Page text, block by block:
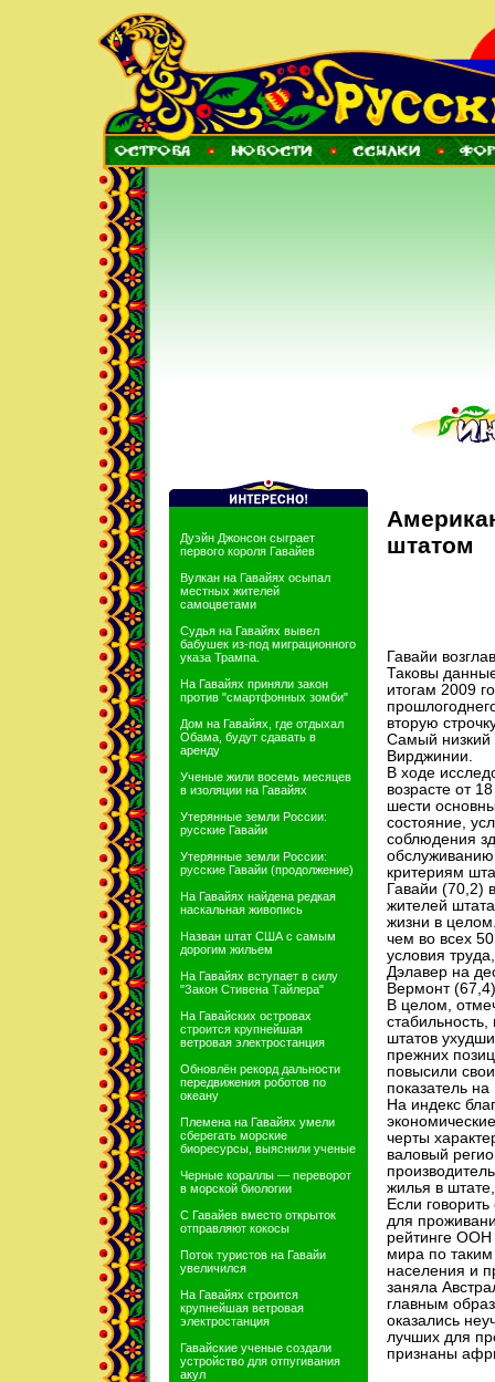
Дуэйн Джонсон сыграет
первого короля Гавайев
Вулкан на Гавайях осыпал
местных жителей
самоцветами
Судья на Гавайях вывел
бабушек из-под миграционного
указа Трампа.
На Гавайях приняли закон
против "смартфонных зомби"
Дом на Гавайях, где отдыхал
Обама, будут сдавать в
аренду
Ученые жили восемь месяцев
в изоляции на Гавайях
Утерянные земли России:
русские Гавайи
Утерянные земли России:
русские Гавайи (продолжение)
На Гавайях найдена редкая
наскальная живопись
Назван штат США с самым
дорогим жильем
На Гавайях вступает в силу
"Закон Стивена Тайлера"
На Гавайских островах
строится крупнейшая
ветровая электростанция
Обновлён рекорд дальности
передвижения роботов по
океану
Племена на Гавайях умели
сберегать морские
биоресурсы, выяснили ученые
Черные кораллы — переворот
в морской биологии
С Гавайев вместо открыток
отправляют кокосы
Поток туристов на Гавайи
увеличился
На Гавайях строится
крупнейшая ветровая
электростанция
Гавайские ученые создали
устройство для отпугивания
акул
штатом
Гавайи
Таковы
итогам 2009
вторую
Самый низкий
Вирджинии.
В ходе
возрасте от
шести
состояние,
соблюдения
критериям
Гавайи (70,2)
жителей
жизни в
чем во всех
условия
Дэлавер на
Вермонт
В целом,
штатов
прежних
повысили
показатель на
На индекс
черты
валовый
жилья в
Если
для
рейтинге ООН
мира по таким
населения и
заняла
главным
оказались
лучших для
признаны